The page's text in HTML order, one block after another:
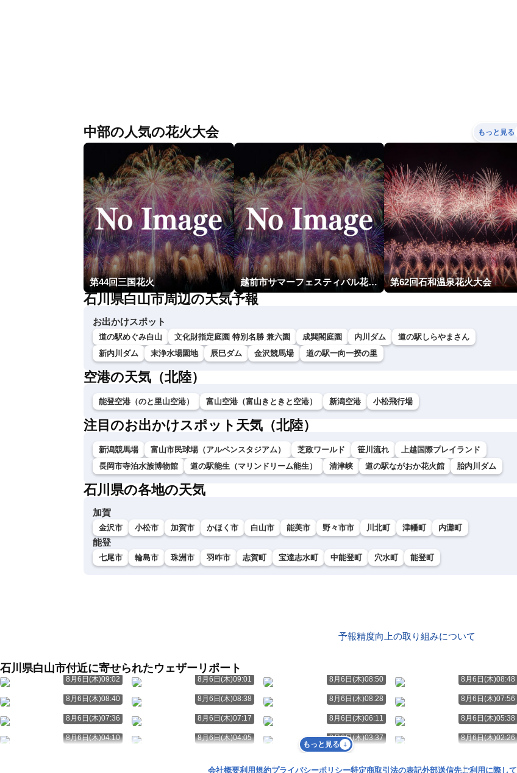
中部の人気の花火大会 もっと見る
第44回三国花火 越前市サマーフェスティバル花火大会 第62回石和温泉花火大会
石川県白山市周辺の天気予報
お出かけスポット
道の駅めぐみ白山 文化財指定庭園 特別名勝 兼六園 成巽閣庭園 内川ダム
道の駅しらやまさん
新内川ダム
末浄水場園地 辰巳ダム 金沢競馬場 道の駅一向一揆の里
空港の天気（北陸）
能登空港（のと里山空港） 富山空港（富山きときと空港） 新潟空港 小松飛行場
注目のお出かけスポット天気（北陸）
新潟競馬場 富山市民球場（アルペンスタジアム） 芝政ワールド 笹川流れ
上越国際プレイランド
長岡市寺泊水族博物館
道の駅能生（マリンドリーム能生） 清津峡 道の駅ながおか花火館 胎内川ダム
石川県の各地の天気
加賀
金沢市 小松市 加賀市 かほく市 白山市 能美市 野々市市 川北町 津幡町 内灘町
能登
七尾市 輪島市 珠洲市 羽咋市 志賀町 宝達志水町 中能登町 穴水町 能登町
予報精度向上の取り組みについて
石川県白山市付近に寄せられたウェザーリポート
8月6日(木)09:02 8月6日(木)09:01 8月6日(木)08:50 8月6日(木)08:48
8月6日(木)08:40 8月6日(木)08:38 8月6日(木)08:28 8月6日(木)07:56
8月6日(木)07:36 8月6日(木)07:17 8月6日(木)06:11 8月6日(木)05:38
8月6日(木)04:10 8月6日(木)04:05 8月6日(木)03:37 8月6日(木)02:26
もっと見る
会社概要利用規約プライバシーポリシー特定商取引法の表記外部送信先ご利用に際して